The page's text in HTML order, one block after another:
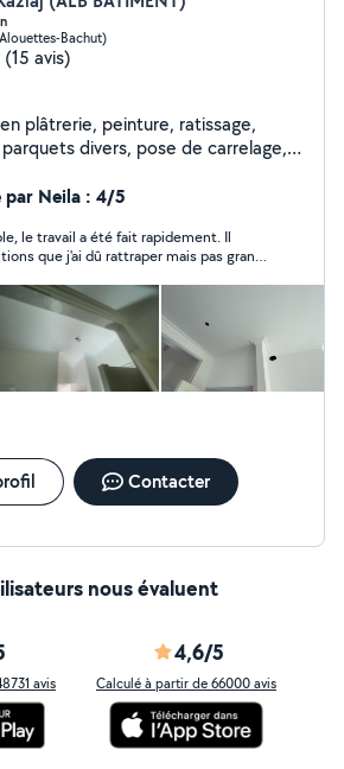
Bachut)
(15 avis)
plâtrerie, peinture, ratissage,
divers, pose de carrelage,
ans d'expérience dans ce domaine,
de qualité.
par Neila : 4/5
le travail a été fait rapidement. Il
que j'ai dû rattraper mais pas grand
Contacter
nous évaluent
avis
4,6/5
Calculé à partir de 66000 avis